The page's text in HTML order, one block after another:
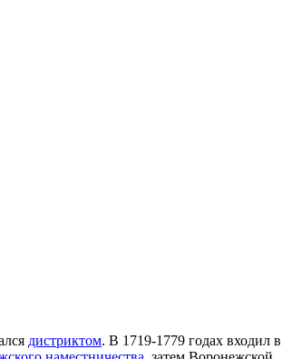
дистриктом. В 1719-1779 годах входил в